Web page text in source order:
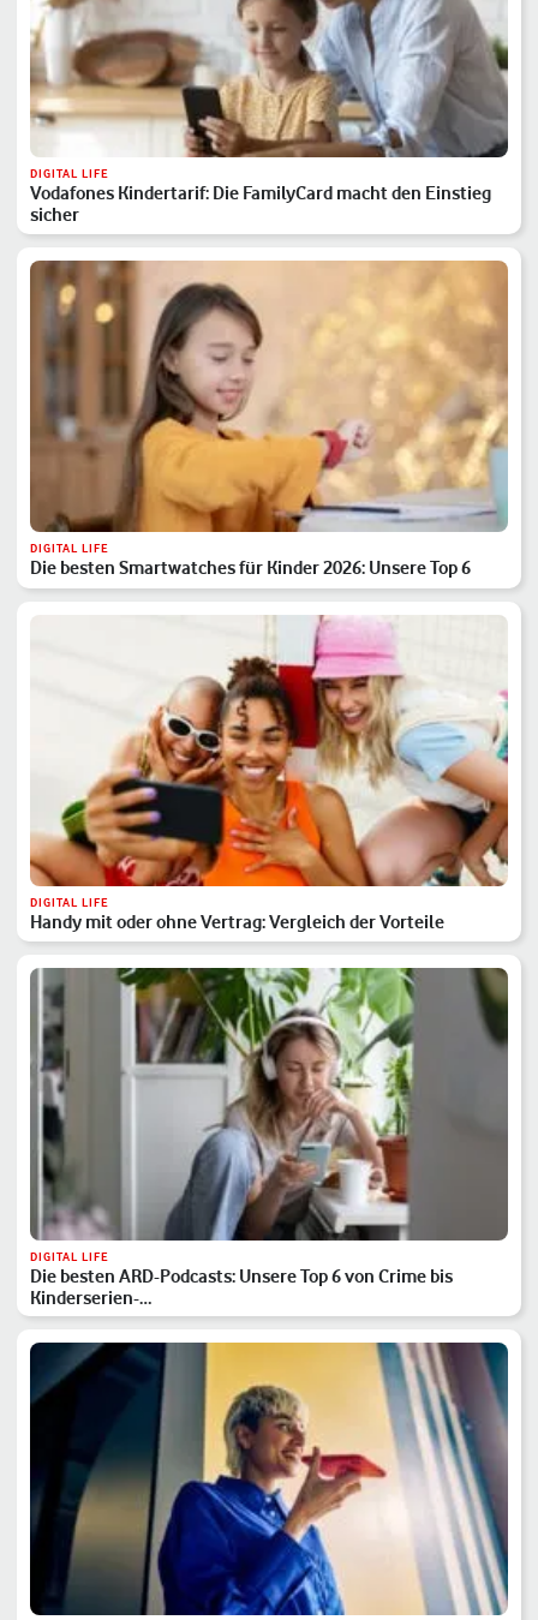
DIGITAL LIFE
Vodafones Kindertarif: Die FamilyCard macht den Einstieg
sicher
DIGITAL LIFE
Die besten Smartwatches für Kinder 2026: Unsere Top 6
DIGITAL LIFE
Handy mit oder ohne Vertrag: Vergleich der Vorteile
DIGITAL LIFE
Die besten ARD-Podcasts: Unsere Top 6 von Crime bis
Kinderserien-…